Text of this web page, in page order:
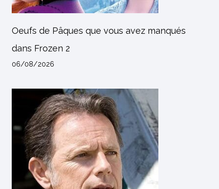
Oeufs de Pâques que vous avez manqués
dans Frozen 2
06/08/2026